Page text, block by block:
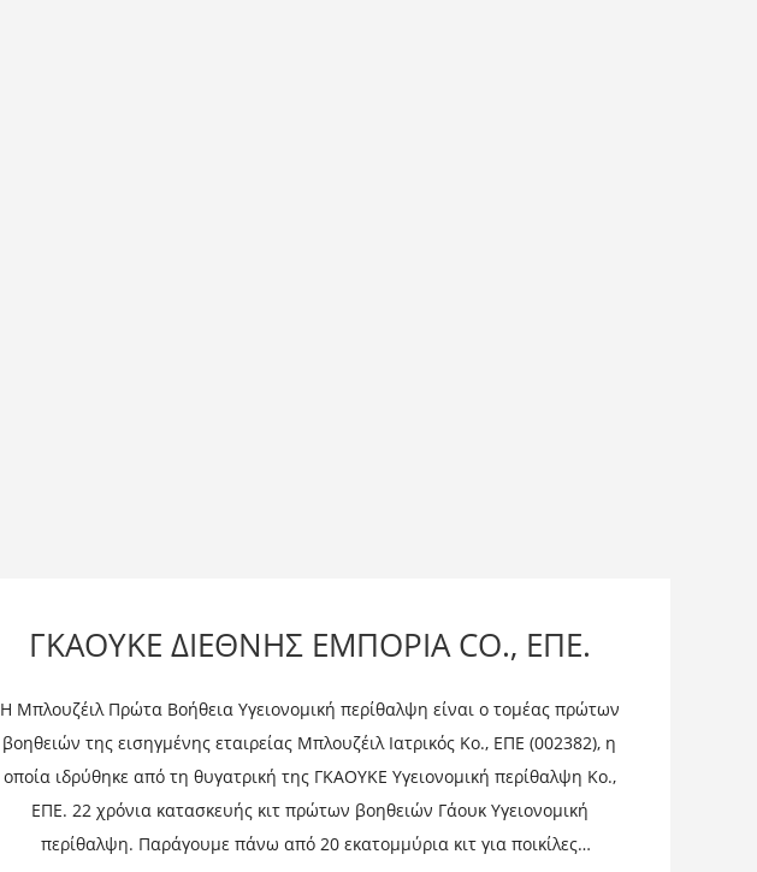
ΓΚΑΟΥΚΕ ΔΙΕΘΝΗΣ ΕΜΠΟΡΙΑ CO., ΕΠΕ.
Η Μπλουζέιλ Πρώτα Βοήθεια Υγειονομική περίθαλψη είναι ο τομέας πρώτων
βοηθειών της εισηγμένης εταιρείας Μπλουζέιλ Ιατρικός Κο., ΕΠΕ (002382), η
οποία ιδρύθηκε από τη θυγατρική της ΓΚΑΟΥΚΕ Υγειονομική περίθαλψη Κο.,
ΕΠΕ. 22 χρόνια κατασκευής κιτ πρώτων βοηθειών Γάουκ Υγειονομική
περίθαλψη. Παράγουμε πάνω από 20 εκατομμύρια κιτ για ποικίλες